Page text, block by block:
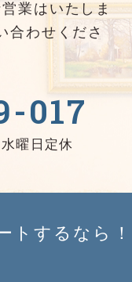
業はいたしま
合わせくださ
017
曜日定休
トするなら！